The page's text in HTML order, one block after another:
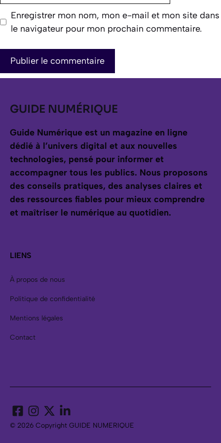
Enregistrer mon nom, mon e-mail et mon site dans
le navigateur pour mon prochain commentaire.
GUIDE NUMÉRIQUE
Guide Numérique est un magazine en ligne
dédié à l’univers digital et aux nouvelles
technologies, pensé pour informer et
accompagner tous les publics. Nous proposons
des conseils pratiques, des analyses claires et
des ressources fiables pour mieux comprendre
et maîtriser le numérique au quotidien.
LIENS
À propos de nous
Politique de confidentialité
Mentions légales
Contact
© 2026 Copyright GUIDE NUMERIQUE